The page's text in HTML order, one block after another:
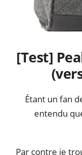
[Test]
Étant un fan
entendu
Par contre je